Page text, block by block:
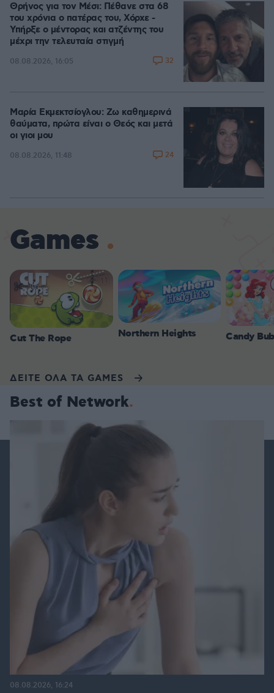
Θρήνος για τον Μέσι: Πέθανε στα 68
του χρόνια ο πατέρας του, Χόρχε -
Υπήρξε ο μέντορας και ατζέντης του
μέχρι την τελευταία στιγμή
08.08.2026, 16:05 32
Μαρία Εκμεκτσίογλου: Ζω καθημερινά
θαύματα, πρώτα είναι ο Θεός και μετά
οι γιοι μου
08.08.2026, 11:48 24
Games
Cut The Rope Northern Heights Candy
ΔΕΙΤΕ ΟΛΑ ΤΑ GAMES
Best of Network
08.08.2026, 16:24